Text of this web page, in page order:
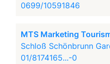
0699/10591846
MTS Marketing
Schloß Schönbrunn
01/8174165...-0